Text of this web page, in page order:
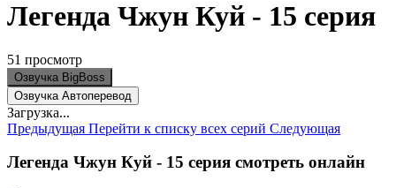
Легенда Чжун Куй - 15 серия
51 просмотр
Озвучка BigBoss
Озвучка Автоперевод
Загрузка...
Предыдущая Перейти к списку всех серий Следующая
Легенда Чжун Куй - 15 серия смотреть онлайн